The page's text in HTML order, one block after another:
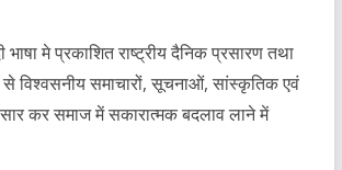
मे प्रकाशित राष्ट्रीय दैनिक प्रसारण तथा
विश्वसनीय समाचारों, सूचनाओं, सांस्कृतिक एवं
कर समाज में सकारात्मक बदलाव लाने में